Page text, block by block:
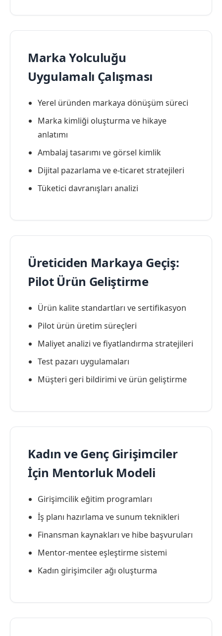
Marka Yolculuğu
Uygulamalı Çalışması
Yerel üründen markaya dönüşüm süreci
Marka kimliği oluşturma ve hikaye
anlatımı
Ambalaj tasarımı ve görsel kimlik
Dijital pazarlama ve e-ticaret stratejileri
Tüketici davranışları analizi
Üreticiden Markaya Geçiş:
Pilot Ürün Geliştirme
Ürün kalite standartları ve sertifikasyon
Pilot ürün üretim süreçleri
Maliyet analizi ve fiyatlandırma stratejileri
Test pazarı uygulamaları
Müşteri geri bildirimi ve ürün geliştirme
Kadın ve Genç Girişimciler
İçin Mentorluk Modeli
Girişimcilik eğitim programları
İş planı hazırlama ve sunum teknikleri
Finansman kaynakları ve hibe başvuruları
Mentor-mentee eşleştirme sistemi
Kadın girişimciler ağı oluşturma